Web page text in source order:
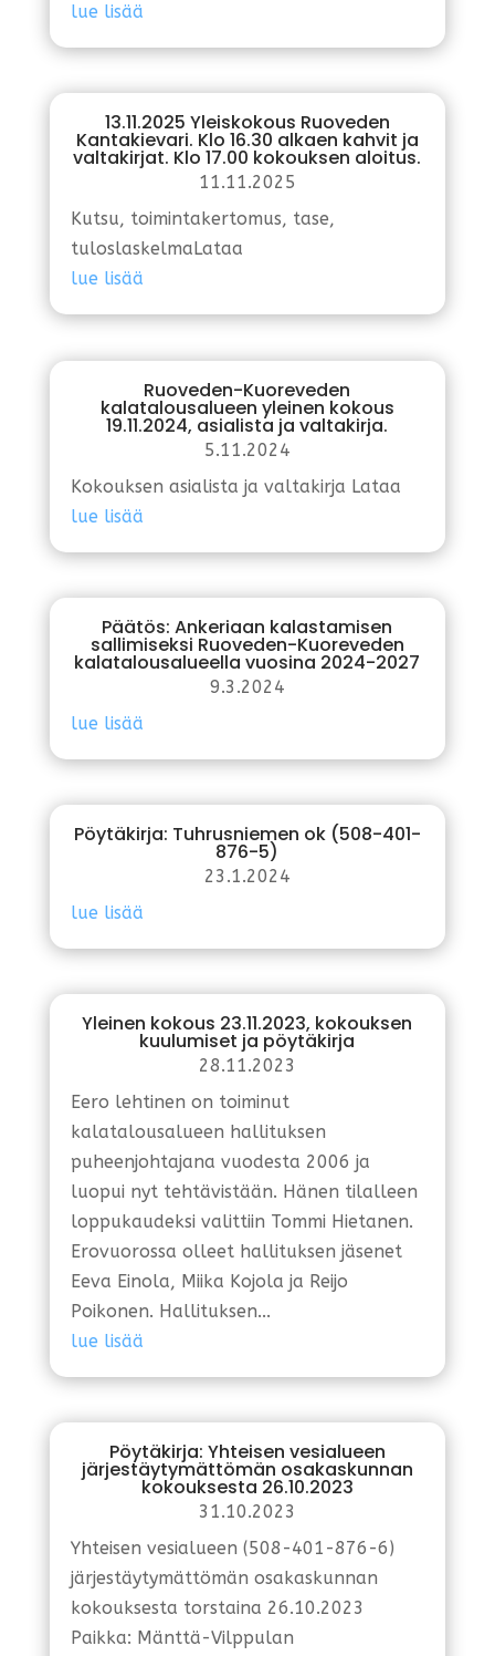
lue lisää
13.11.2025 Yleiskokous Ruoveden
Kantakievari. Klo 16.30 alkaen kahvit ja
valtakirjat. Klo 17.00 kokouksen aloitus.
11.11.2025
Kutsu, toimintakertomus, tase,
tuloslaskelmaLataa
lue lisää
Ruoveden-Kuoreveden
kalatalousalueen yleinen kokous
19.11.2024, asialista ja valtakirja.
5.11.2024
Kokouksen asialista ja valtakirja Lataa
lue lisää
Päätös: Ankeriaan kalastamisen
sallimiseksi Ruoveden-Kuoreveden
kalatalousalueella vuosina 2024-2027
9.3.2024
lue lisää
Pöytäkirja: Tuhrusniemen ok (508-401-
876-5)
23.1.2024
lue lisää
Yleinen kokous 23.11.2023, kokouksen
kuulumiset ja pöytäkirja
28.11.2023
Eero lehtinen on toiminut
kalatalousalueen hallituksen
puheenjohtajana vuodesta 2006 ja
luopui nyt tehtävistään. Hänen tilalleen
loppukaudeksi valittiin Tommi Hietanen.
Erovuorossa olleet hallituksen jäsenet
Eeva Einola, Miika Kojola ja Reijo
Poikonen. Hallituksen...
lue lisää
Pöytäkirja: Yhteisen vesialueen
järjestäytymättömän osakaskunnan
kokouksesta 26.10.2023
31.10.2023
Yhteisen vesialueen (508-401-876-6)
järjestäytymättömän osakaskunnan
kokouksesta torstaina 26.10.2023
Paikka: Mänttä-Vilppulan